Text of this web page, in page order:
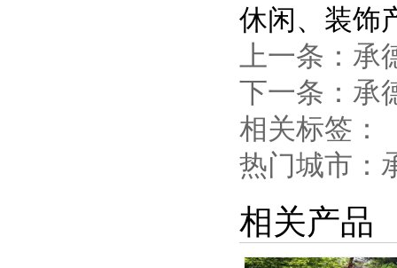
休闲、装饰
上一条： 承
下一条： 承
相关标签：
热门城市：
相关产品